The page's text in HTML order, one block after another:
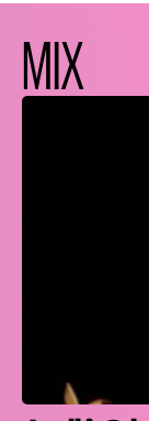
MIX